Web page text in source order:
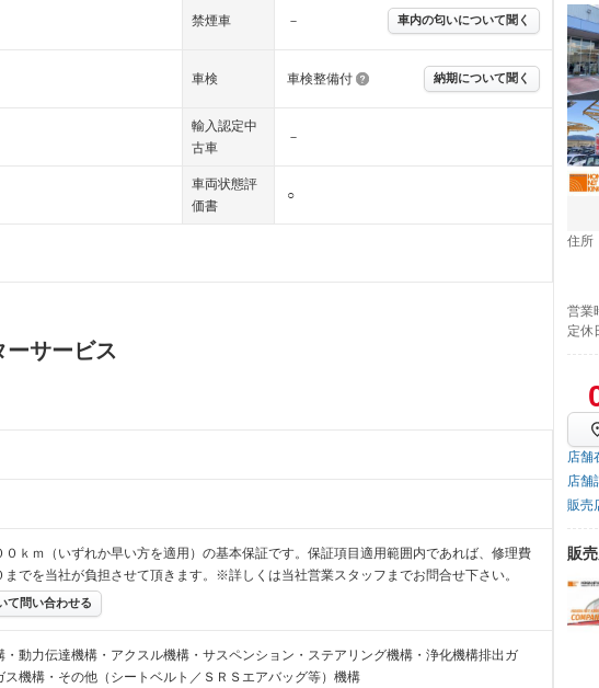
禁煙車 － 車内の匂いについて聞く
車検 車検整備付 納期について聞く
輸入認定中
古車
－
車両状態評
価書
○
サービス
０ｋｍ（いずれか早い方を適用）の基本保証です。保証項目適用範囲内であれば、修理費
までを当社が負担させて頂きます。※詳しくは当社営業スタッフまでお問合せ下さい。
て問い合わせる
・動力伝達機構・アクスル機構・サスペンション・ステアリング機構・浄化機構排出ガ
ス機構・その他（シートベルト／ＳＲＳエアバッグ等）機構
住所
営業
定休
店舗
店舗
販売
販